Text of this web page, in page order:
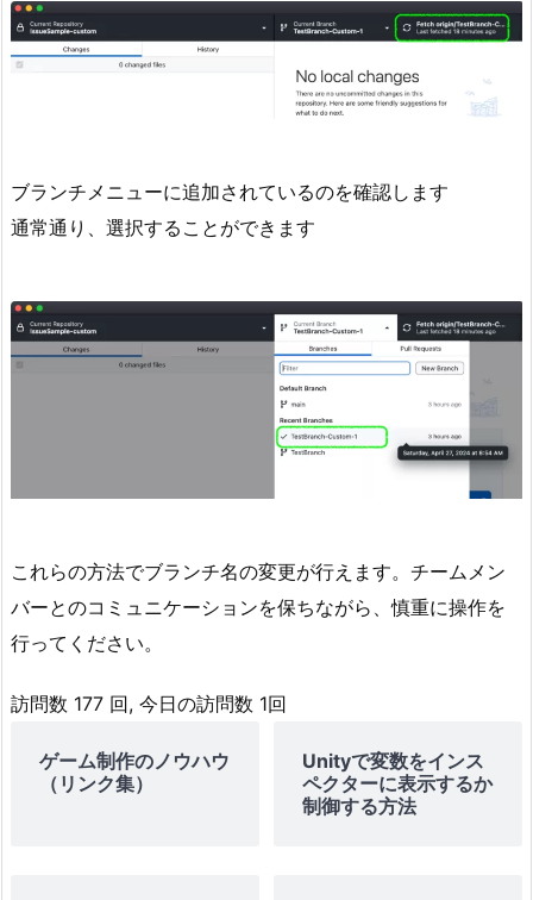
ブランチメニューに追加されているのを確認します
通常通り、選択することができます
これらの方法でブランチ名の変更が行えます。チームメン
バーとのコミュニケーションを保ちながら、慎重に操作を
行ってください。
訪問数 177 回, 今日の訪問数 1回
ゲーム制作のノウハウ
（リンク集）
Unityで変数をインス
ペクターに表示するか
制御する方法